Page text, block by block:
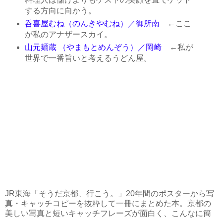
する方向に向かう。
呑喜屋むね（のんきやむね）／御所南←ここ
が私のアナザースカイ。
山元麺蔵 （やまもとめんぞう）／岡崎←私が
世界で一番旨いと考えるうどん屋。
JR東海「そうだ京都、行こう。」20年間のポスターから写
真・キャッチコピーを抜粋して一冊にまとめた本。京都の
美しい写真と短いキャッチフレーズが面白く、こんなに簡